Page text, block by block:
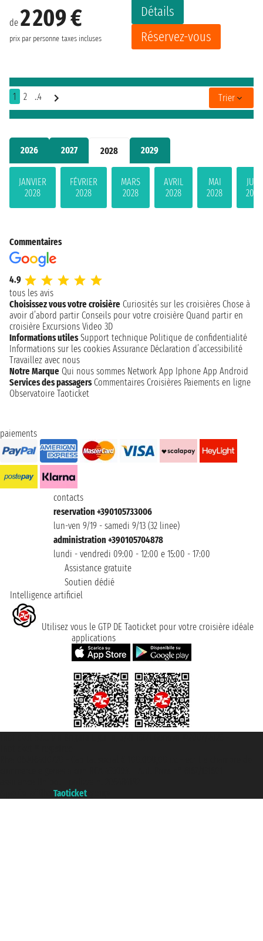
2026 2027 2028 2029
JANVIER
2028
FÉVRIER
2028
MARS
2028
AVRIL
2028
MAI
2028
JUIN
2028
de 2 209 €
prix par personne taxes incluses
Détails
Réservez-vous
1 2 ..4 Trier
Commentaires
4.9
tous les avis
Choisissez vous votre croisière Curiosités sur les croisières Chose à
avoir d’abord partir Conseils pour votre croisière Quand partir en
croisière Excursions Video 3D
Informations utiles Support technique Politique de confidentialité
Informations sur les cookies Assurance Déclaration d’accessibilité
Travaillez avec nous
Notre Marque Qui nous sommes Network App Iphone App Android
Services des passagers Commentaires Croisières Paiements en ligne
Observatoire Taoticket
paiements
contacts
reservation +390105733006
lun-ven 9/19 - samedi 9/13 (32 linee)
administration +390105704878
lundi - vendredi 09:00 - 12:00 e 15:00 - 17:00
Assistance gratuite
Soutien dédié
Intelligence artificiel
Utilisez vous le GTP DE Taoticket pour votre croisière idéale
applications
Taoticket